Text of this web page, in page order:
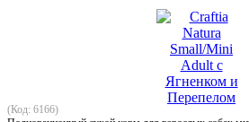
(Код: 6166)